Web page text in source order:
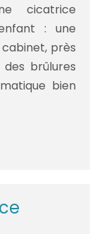
cicatrice
: une
près
brûlures
bien